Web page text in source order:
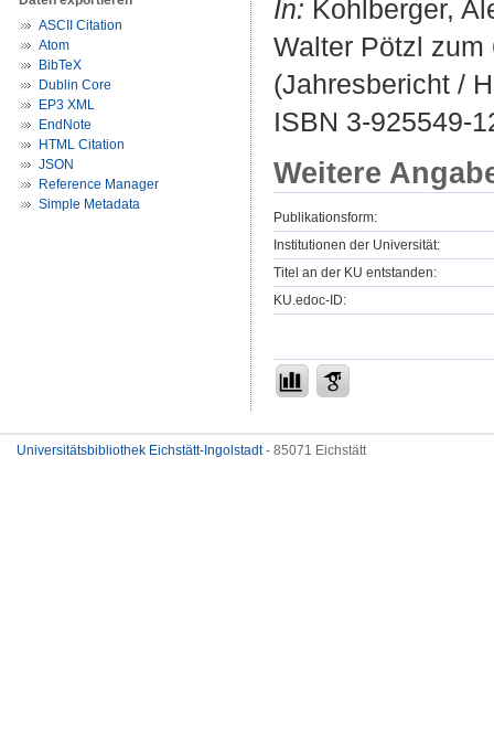
ASCII Citation
Atom
BibTeX
Dublin Core
EP3 XML
EndNote
HTML Citation
JSON
Reference Manager
Simple Metadata
In: Kohlberger,
Walter Pötzl zum
(Jahresbericht /
ISBN 3-925549-
Weitere
Publikationsform:
Institutionen der Universität:
Titel an der KU entstanden:
KU.edoc-ID:
Universitätsbibliothek Eichstätt-Ingolstadt- 85071 Eichstätt